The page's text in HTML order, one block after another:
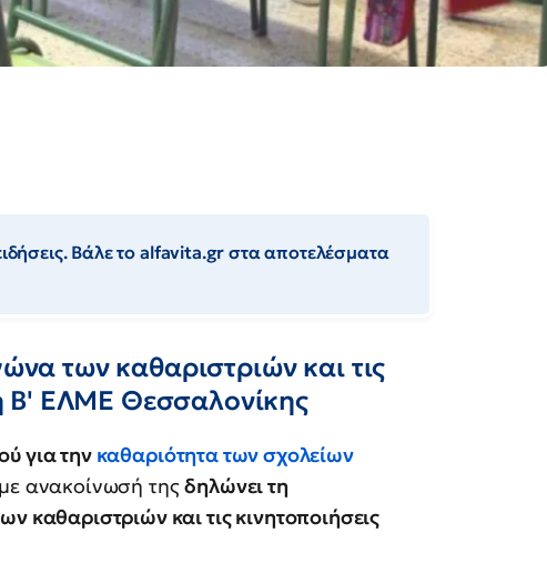
Βάλε το alfavita.gr στα αποτελέσματα
των καθαριστριών και τις
Β' ΕΛΜΕ Θεσσαλονίκης
για την καθαριότητα των σχολείων
ανακοίνωσή τηςδηλώνει τη
και τις κινητοποιήσεις